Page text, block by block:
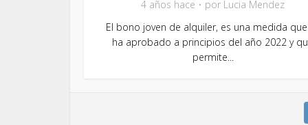
4 años hace por Lucia Mendez
El bono joven de alquiler, es una medida
ha aprobado a principios del año 2022 y
permite...